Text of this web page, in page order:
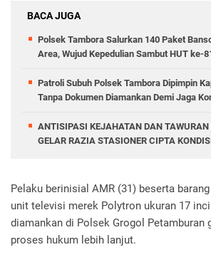
BACA JUGA
Polsek Tambora Salurkan 140 Paket
Area, Wujud Kepedulian Sambut HUT ke-
Patroli Subuh Polsek Tambora Dipimpin
Tanpa Dokumen Diamankan Demi Jaga
ANTISIPASI KEJAHATAN DAN TAWURAN
GELAR RAZIA STASIONER CIPTA
Pelaku berinisial AMR (31) beserta
unit televisi merek Polytron ukuran 17
diamankan di Polsek Grogol Petamburan
proses hukum lebih lanjut.